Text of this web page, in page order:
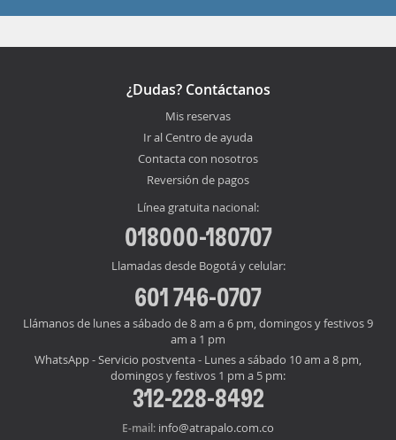
¿Dudas? Contáctanos
Mis reservas
Ir al Centro de ayuda
Contacta con nosotros
Reversión de pagos
Línea gratuita nacional:
018000-180707
Llamadas desde Bogotá y celular:
601 746-0707
Llámanos de lunes a sábado de 8 am a 6 pm, domingos y festivos 9
am a 1 pm
WhatsApp - Servicio postventa - Lunes a sábado 10 am a 8 pm,
domingos y festivos 1 pm a 5 pm:
312-228-8492
E-mail: info@atrapalo.com.co